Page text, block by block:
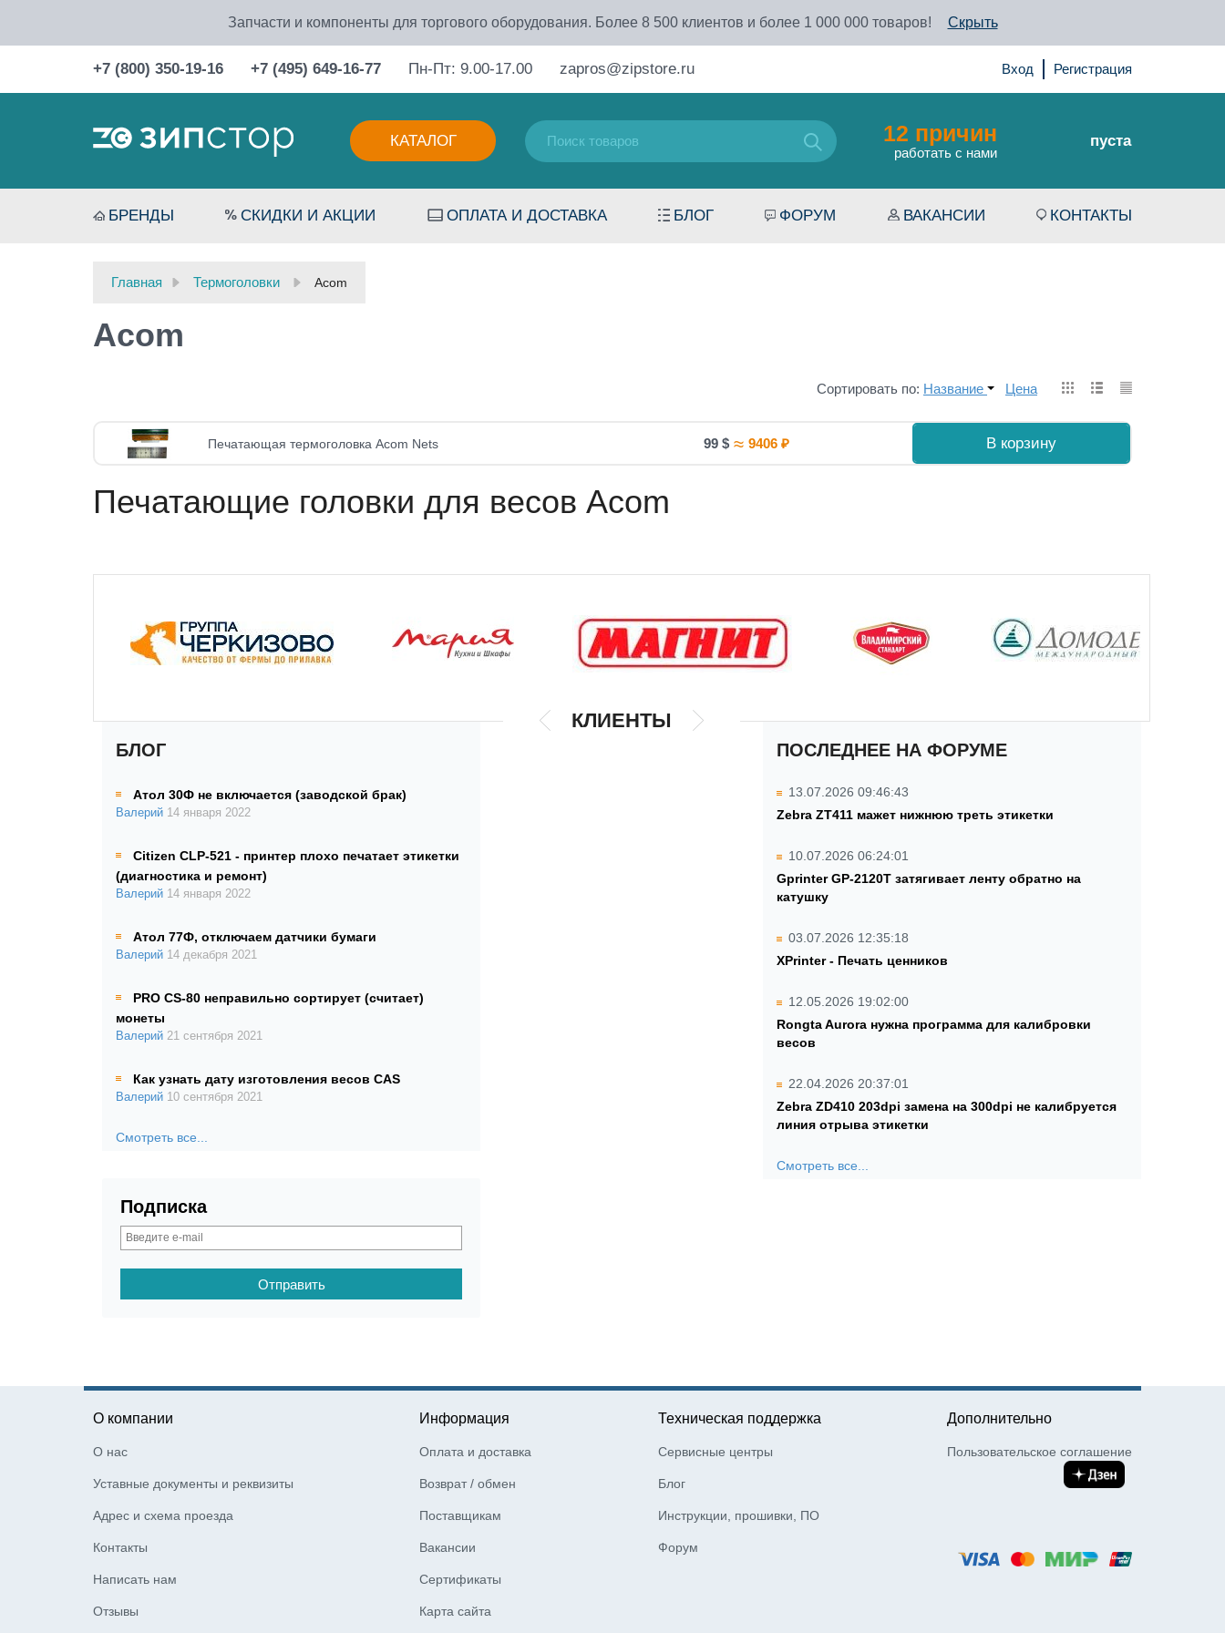
Запчасти и компоненты для торгового оборудования. Более 8 500 клиентов и более 1 000 000 товаров! Скрыть
+7 (800) 350-19-16 +7 (495) 649-16-77 Пн-Пт: 9.00-17.00 zapros@zipstore.ru Вход Регистрация
КАТАЛОГ 12 причин
работать с нами
пуста
БРЕНДЫ СКИДКИ И АКЦИИ ОПЛАТА И ДОСТАВКА БЛОГ ФОРУМ ВАКАНСИИ КОНТАКТЫ
Главная Термоголовки Acom
Acom
Сортировать по: Название Цена
Печатающая термоголовка Acom Nets 99 $ ≈ 9406 ₽ В корзину
Печатающие головки для весов Acom
КЛИЕНТЫ
БЛОГ
Атол 30Ф не включается (заводской брак)
Валерий 14 января 2022
Citizen CLP-521 - принтер плохо печатает этикетки
(диагностика и ремонт)
Валерий 14 января 2022
Атол 77Ф, отключаем датчики бумаги
Валерий 14 декабря 2021
PRO CS-80 неправильно сортирует (считает)
монеты
Валерий 21 сентября 2021
Как узнать дату изготовления весов CAS
Валерий 10 сентября 2021
Смотреть все...
Подписка
ПОСЛЕДНЕЕ НА ФОРУМЕ
13.07.2026 09:46:43
Zebra ZT411 мажет нижнюю треть этикетки
10.07.2026 06:24:01
Gprinter GP-2120T затягивает ленту обратно на
катушку
03.07.2026 12:35:18
XPrinter - Печать ценников
12.05.2026 19:02:00
Rongta Aurora нужна программа для калибровки
весов
22.04.2026 20:37:01
Zebra ZD410 203dpi замена на 300dpi не калибруется
линия отрыва этикетки
Смотреть все...
О компании
О нас
Уставные документы и реквизиты
Адрес и схема проезда
Контакты
Написать нам
Отзывы
Информация
Оплата и доставка
Возврат / обмен
Поставщикам
Вакансии
Сертификаты
Карта сайта
Техническая поддержка
Сервисные центры
Блог
Инструкции, прошивки, ПО
Форум
Дополнительно
Пользовательское соглашение